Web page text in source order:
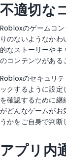
不適切な
Robloxのゲームコ
りのないようなか
的なストーリーや
のコンテンツがある
Robloxのセキュリ
ックするように設
を確認するために
がどんなゲームが
うかをご自身で判断
アプリ内